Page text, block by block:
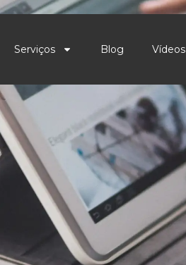
Serviços Blog Vídeos